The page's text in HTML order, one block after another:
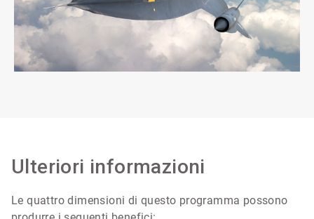
Ulteriori informazioni
Le quattro dimensioni di questo programma possono